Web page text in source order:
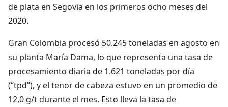
de plata en Segovia en los primeros ocho meses del
2020.
Gran Colombia procesó 50.245 toneladas en agosto en
su planta María Dama, lo que representa una tasa de
procesamiento diaria de 1.621 toneladas por día
(“tpd”), y el tenor de cabeza estuvo en un promedio de
12,0 g/t durante el mes. Esto lleva la tasa de